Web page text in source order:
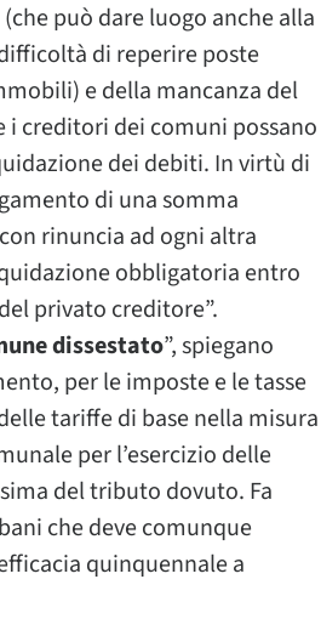
può dare luogo anche alla
di reperire poste
e della mancanza del
creditori dei comuni possano
dei debiti. In virtù di
di una somma
rinuncia ad ogni altra
obbligatoria entro
privato creditore”.
dissestato”, spiegano
per le imposte e le tasse
tariffe di base nella misura
per l’esercizio delle
del tributo dovuto. Fa
che deve comunque
quinquennale a